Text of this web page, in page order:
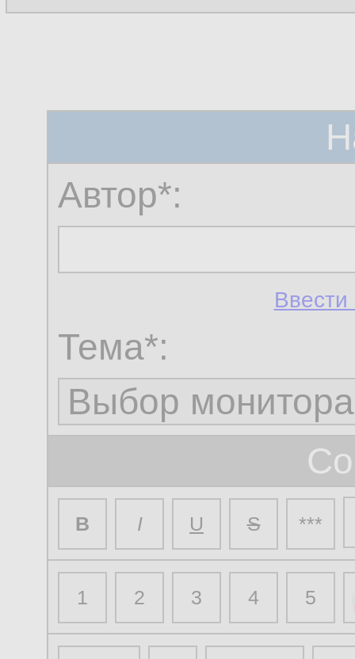
Автор*:
Ввести
Тема*:
B I U S ***
1 2 3 4 5